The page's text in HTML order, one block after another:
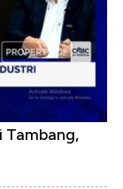
Tambang,